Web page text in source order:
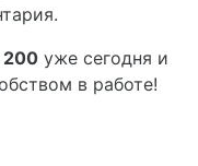
200 уже сегодня и
в работе!